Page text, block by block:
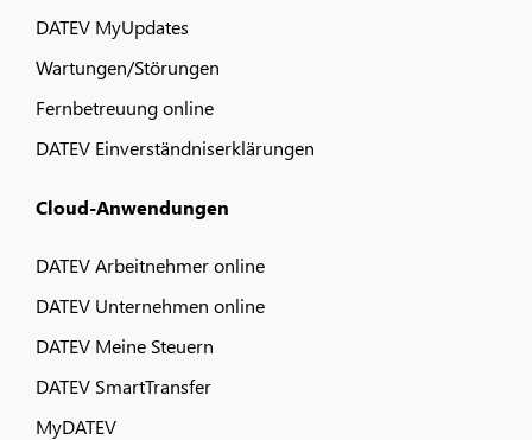
DATEV MyUpdates
Wartungen/Störungen
Fernbetreuung online
DATEV Einverständniserklärungen
Cloud-Anwendungen
DATEV Arbeitnehmer online
DATEV Unternehmen online
DATEV Meine Steuern
DATEV SmartTransfer
MyDATEV